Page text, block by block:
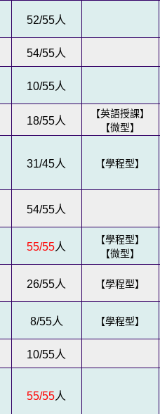
52/55人
54/55人
10/55人
18/55人
【英語授課】
【微型】
31/45人 【學程型】
54/55人
55/55人
【學程型】
【微型】
26/55人 【學程型】
8/55人 【學程型】
10/55人
55/55人